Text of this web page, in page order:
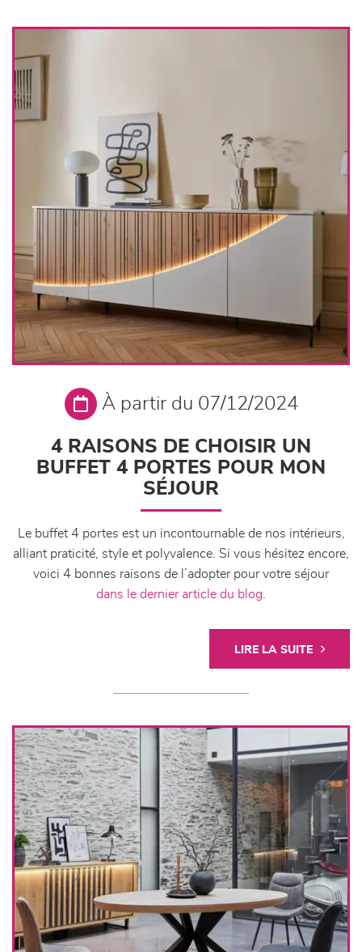
À partir du 07/12/2024
4 RAISONS DE CHOISIR UN
BUFFET 4 PORTES POUR MON
SÉJOUR
Le buffet 4 portes est un incontournable de nos intérieurs,
alliant praticité, style et polyvalence. Si vous hésitez encore,
voici 4 bonnes raisons de l’adopter pour votre séjour
dans le dernier article du blog
LIRE LA SUITE